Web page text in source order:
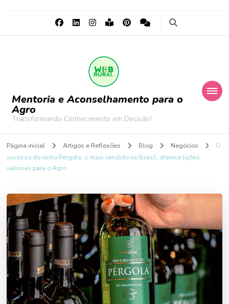
Mentoria e Aconselhamento para o
Agro
Transformando Conhecimento em Decisão!
Página inicial Artigos e Reflexões Blog Negócios
O
sucesso do vinho Pérgola, o mais vendido no Brasil, oferece lições
valiosas para o Agro